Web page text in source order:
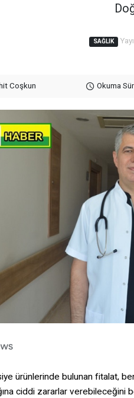
SAĞLIK
Coşkun Okuma
ürünlerinde bulunan fitalat,
ciddi zararlar